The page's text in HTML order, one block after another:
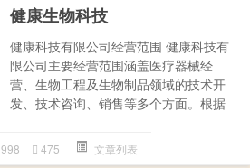
健康生物科技
健康科技有限公司经营范围 健康科技有
限公司主要经营范围涵盖医疗器械经
营、生物工程及生物制品领域的技术开
发、技术咨询、销售等多个方面。根据
998 475 文章列表